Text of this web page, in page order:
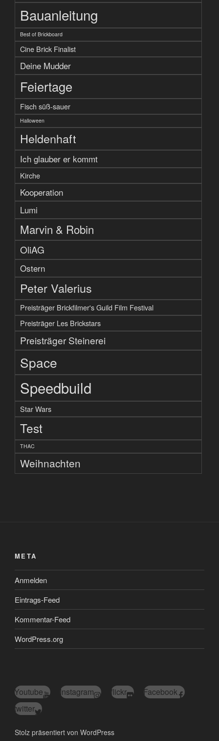
Bauanleitung
Best of Brickboard
Cine Brick Finalist
Deine Mudder
Feiertage
Fisch süß-sauer
Halloween
Heldenhaft
Ich glauber er kommt
Kirche
Kooperation
Lumi
Marvin & Robin
OliAG
Ostern
Peter Valerius
Preisträger Brickfilmer's Guild Film Festival
Preisträger Les Brickstars
Preisträger Steinerei
Space
Speedbuild
Star Wars
Test
THAC
Weihnachten
META
Anmelden
Eintrags-Feed
Kommentar-Feed
WordPress.org
Youtube Instagram flickr
Facebook
twitter
Stolz präsentiert von WordPress